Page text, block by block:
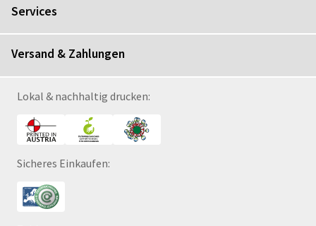
Services
Versand & Zahlungen
Lokal & nachhaltig drucken:
Sicheres Einkaufen: